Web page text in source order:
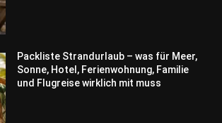
Packliste Strandurlaub – was für Meer,
Sonne, Hotel, Ferienwohnung, Familie
und Flugreise wirklich mit muss